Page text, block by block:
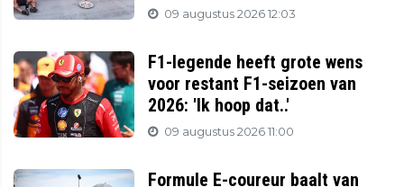
09 augustus 2026 12:03
F1-legende heeft grote wens
voor restant F1-seizoen van
2026: 'Ik hoop dat..'
09 augustus 2026 11:00
Formule E-coureur baalt van